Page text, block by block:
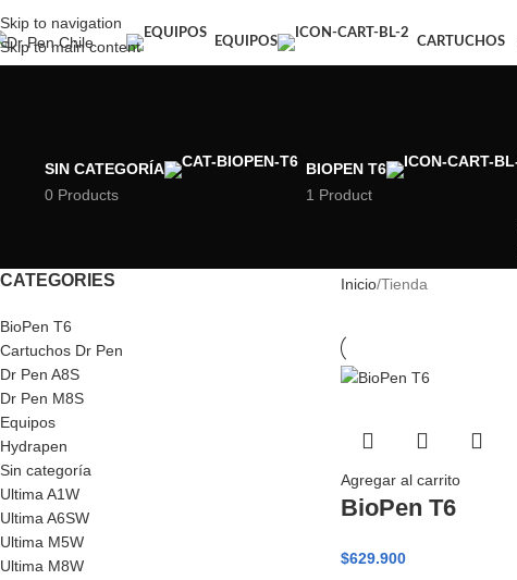
Skip to navigation
Skip to main content
EQUIPOS CARTUCHOS
SIN CATEGORÍA
0 Products
BIOPEN T6
1 Product
CATEGORIES
BioPen T6
Cartuchos Dr Pen
Dr Pen A8S
Dr Pen M8S
Equipos
Hydrapen
Sin categoría
Ultima A1W
Ultima A6SW
Ultima M5W
Ultima M8W
Inicio Tienda
Agregar al carrito
BioPen T6
$629.900